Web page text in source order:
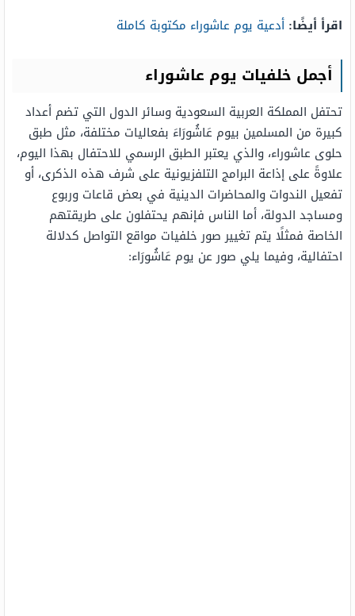
اقرأ أيضًا: أدعية يوم عاشوراء مكتوبة كاملة
أجمل خلفيات يوم عاشوراء
تحتفل المملكة العربية السعودية وسائر الدول التي تضم أعداد
كبيرة من المسلمين بيوم عَاشُورَاءَ بفعاليات مختلفة، مثل طبق
حلوى عاشوراء، والذي يعتبر الطبق الرسمي للاحتفال بهذا اليوم،
علاوةً على إذاعة البرامج التلفزيونية على شرف هذه الذكرى، أو
تفعيل الندوات والمحاضرات الدينية في بعض قاعات وربوع
ومساجد الدولة، أما الناس فإنهم يحتفلون على طريقتهم
الخاصة فمثلًا يتم تغيير صور خلفيات مواقع التواصل كدلالة
احتفالية، وفيما يلي صور عن يوم عَاشُورَاء: